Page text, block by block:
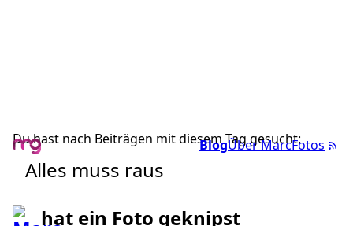
BlogÜber MarcFotos
Du hast nach Beiträgen mit diesem Tag gesucht:
Alles muss raus
hat ein Foto geknipst